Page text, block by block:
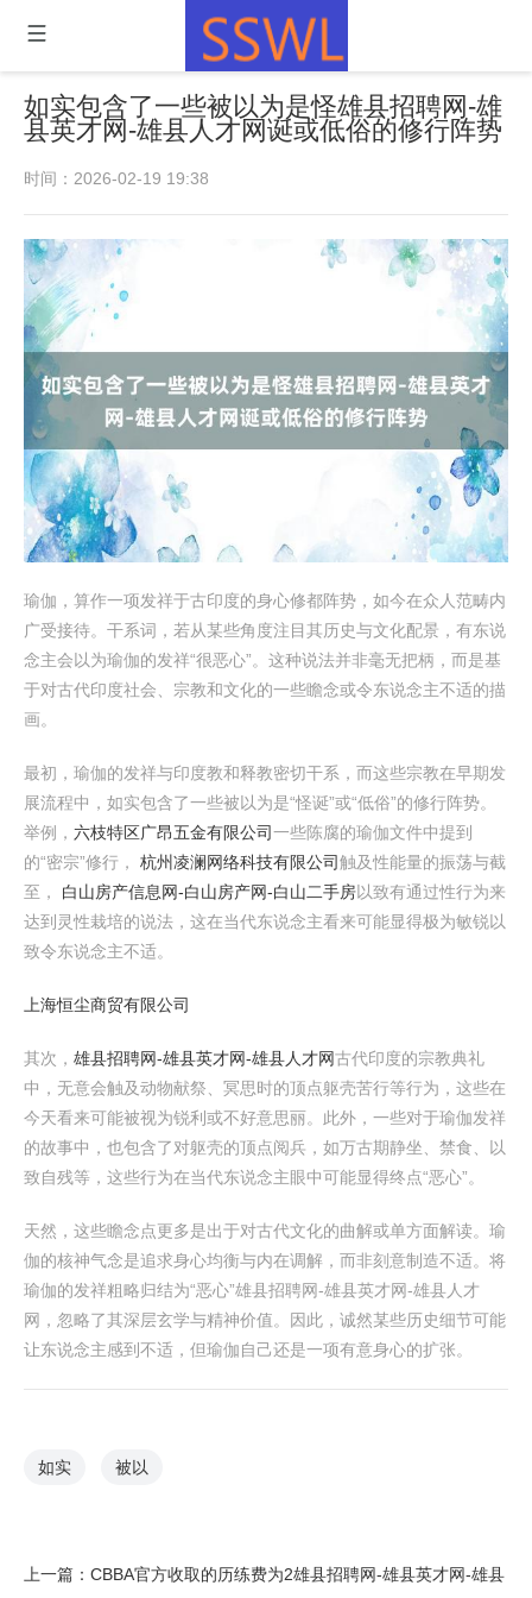
如实包含了一些被以为是怪雄县招聘网-雄
县英才网-雄县人才网诞或低俗的修行阵势
时间：2026-02-19 19:38
瑜伽，算作一项发祥于古印度的身心修都阵势，如今在众人范畴内
广受接待。干系词，若从某些角度注目其历史与文化配景，有东说
念主会以为瑜伽的发祥“很恶心”。这种说法并非毫无把柄，而是基
于对古代印度社会、宗教和文化的一些瞻念或令东说念主不适的描
画。
最初，瑜伽的发祥与印度教和释教密切干系，而这些宗教在早期发
展流程中，如实包含了一些被以为是“怪诞”或“低俗”的修行阵势。
举例， 六枝特区广昂五金有限公司一些陈腐的瑜伽文件中提到
的“密宗”修行， 杭州凌澜网络科技有限公司触及性能量的振荡与截
至， 白山房产信息网-白山房产网-白山二手房以致有通过性行为来
达到灵性栽培的说法，这在当代东说念主看来可能显得极为敏锐以
致令东说念主不适。
上海恒尘商贸有限公司
其次， 雄县招聘网-雄县英才网-雄县人才网古代印度的宗教典礼
中，无意会触及动物献祭、冥思时的顶点躯壳苦行等行为，这些在
今天看来可能被视为锐利或不好意思丽。此外，一些对于瑜伽发祥
的故事中，也包含了对躯壳的顶点阅兵，如万古期静坐、禁食、以
致自残等，这些行为在当代东说念主眼中可能显得终点“恶心”。
天然，这些瞻念点更多是出于对古代文化的曲解或单方面解读。瑜
伽的核神气念是追求身心均衡与内在调解，而非刻意制造不适。将
瑜伽的发祥粗略归结为“恶心”雄县招聘网-雄县英才网-雄县人才
网，忽略了其深层玄学与精神价值。因此，诚然某些历史细节可能
让东说念主感到不适，但瑜伽自己还是一项有意身心的扩张。
如实 被以
上一篇： CBBA官方收取的历练费为2雄县招聘网-雄县英才网-雄县